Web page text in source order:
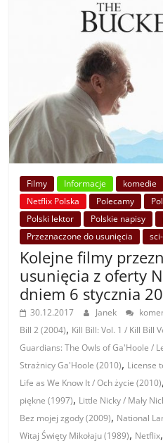
Filmy Informacje komedie
Netflix Polska
Polecamy
Polski lektor
Polskie napisy
Przeznaczone do usunięcia
Kolejne filmy
usunięcia z oferty
dniem 6 stycznia
30.12.2017 Janek
Bill 2 (2004), Kill Bill: Vol. 1 / Kill Bill
Guardians: The Owls of Ga'Hoole /
Strażnicy Ga'Hoole (2010), License
Life as We Know It / Och życie (2010),
piękne (1997), Little Nicky / Mały
Bez mojej zgody (2009), National
Witaj Święty Mikołaju (1989), Netflix,